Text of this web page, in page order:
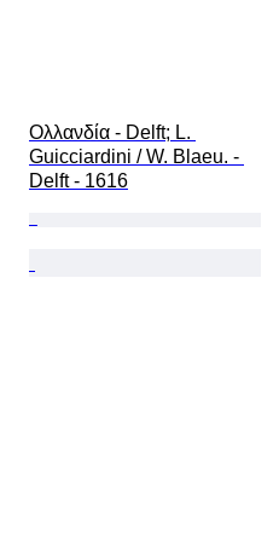
Ολλανδία - Delft; L.
Guicciardini / W. Blaeu. -
Delft - 1616